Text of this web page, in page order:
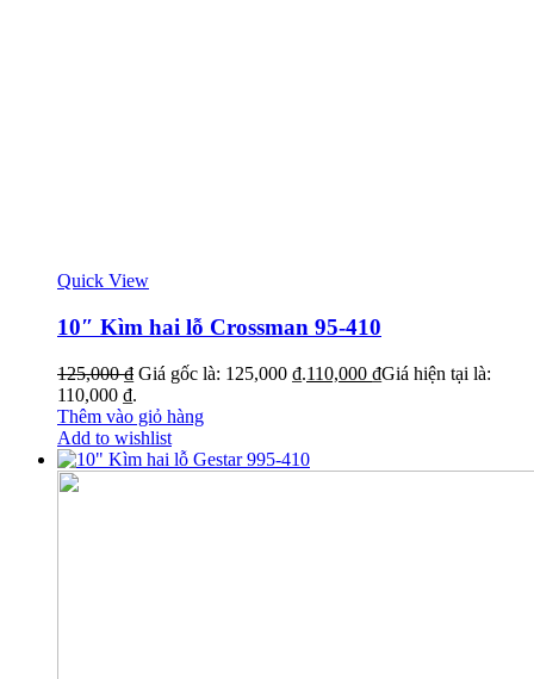
Quick View
10″ Kìm hai lỗ Crossman 95-410
125,000₫ Giá gốc là: 125,000 ₫.110,000 ₫Giá hiện tại là:
110,000 ₫.
Thêm vào giỏ hàng
Add to wishlist